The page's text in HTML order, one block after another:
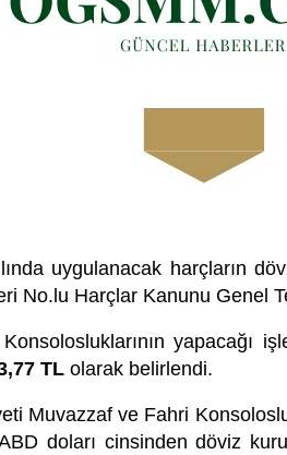
uygulanacak harçların
No.lu Harçlar Kanunu Genel
yapacağı
TL olarak belirlendi.
Muvazzaf ve Fahri
doları cinsinden döviz